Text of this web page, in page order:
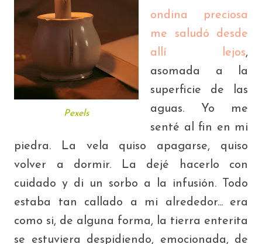
Pexels
ondina preciosa
me saludó desde
allí lejos,
asomada a la
superficie de las
aguas. Yo me
senté al fin en mi
piedra. La vela quiso apagarse, quiso
volver a dormir. La dejé hacerlo con
cuidado y di un sorbo a la infusión. Todo
estaba tan callado a mi alrededor... era
como si, de alguna forma, la tierra enterita
se estuviera despidiendo, emocionada, de